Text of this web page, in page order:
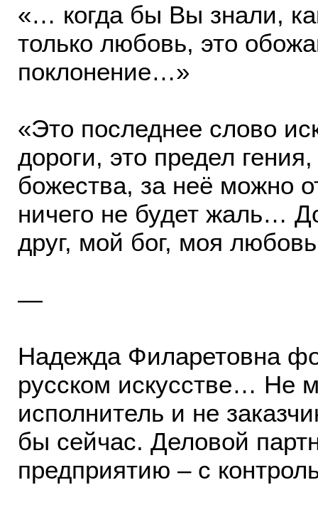
«… когда бы Вы знали,
только любовь, это
поклонение…»
«Это последнее слово
дороги, это предел
божества, за неё можно
ничего не будет жаль…
друг, мой бог, моя
—
Надежда Филаретовна
русском искусстве… Не
исполнитель и не
бы сейчас. Деловой
предприятию – с